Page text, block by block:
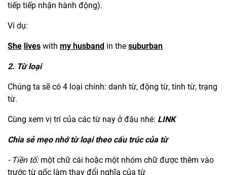
tiếp tiếp nhận hành động).
Ví dụ:
She lives with my husband in the suburban
2. Từ loại
Chúng ta sẽ có 4 loại chính: danh từ, động từ, tính từ, trạng
từ.
Cùng xem vị trí của các từ nay ở đâu nhé: LINK
Chia sẻ mẹo nhớ từ loại theo cấu trúc của từ
- Tiền tố: một chữ cái hoặc một nhóm chữ được thêm vào
trước từ gốc làm thay đổi nghĩa của từ